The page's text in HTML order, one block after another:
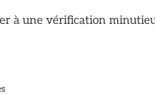
à une vérification